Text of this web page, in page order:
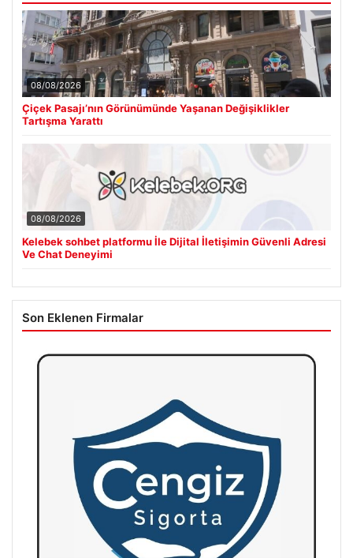
08/08/2026
Çiçek Pasajı’nın Görünümünde Yaşanan Değişiklikler
Tartışma Yarattı
08/08/2026
Kelebek sohbet platformu İle Dijital İletişimin Güvenli Adresi
Ve Chat Deneyimi
Son Eklenen Firmalar